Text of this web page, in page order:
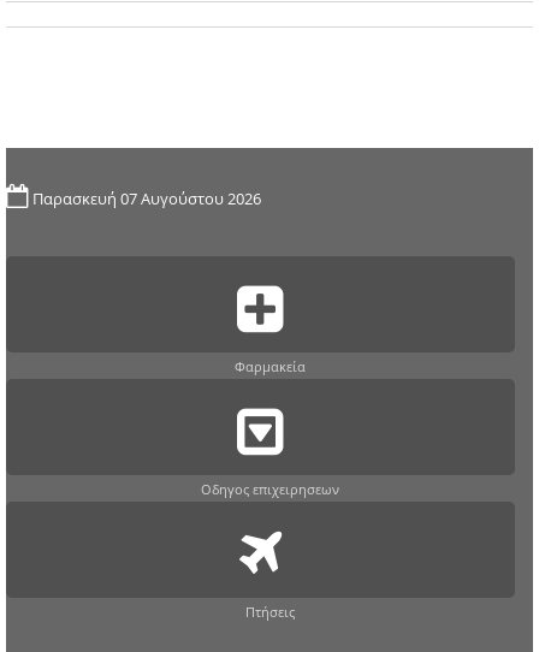
Παρασκευή 07 Αυγούστου 2026
Φαρμακεία
Οδηγος επιχειρησεων
Πτήσεις